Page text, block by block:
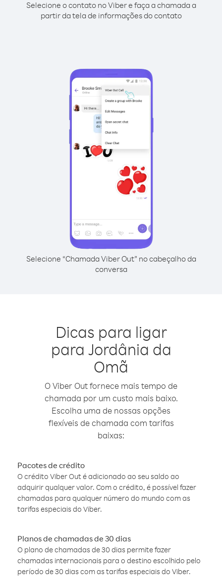
Selecione o contato no Viber e faça a chamada a
partir da tela de informações do contato
Selecione “Chamada Viber Out” no cabeçalho da
conversa
Dicas para ligar
para Jordânia da
Omã
O Viber Out fornece mais tempo de
chamada por um custo mais baixo.
Escolha uma de nossas opções
flexíveis de chamada com tarifas
baixas:
Pacotes de crédito
O crédito Viber Out é adicionado ao seu saldo ao
adquirir qualquer valor. Com o crédito, é possível fazer
chamadas para qualquer número do mundo com as
tarifas especiais do Viber.
Planos de chamadas de 30 dias
O plano de chamadas de 30 dias permite fazer
chamadas internacionais para o destino escolhido pelo
período de 30 dias com as tarifas especiais do Viber.